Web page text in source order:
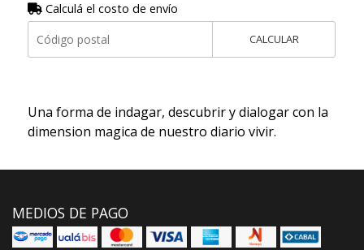
Calculá el costo de envío
CALCULAR
Una forma de indagar, descubrir y dialogar con la
dimension magica de nuestro diario vivir.
MEDIOS DE PAGO